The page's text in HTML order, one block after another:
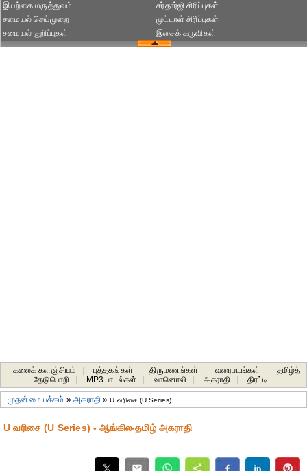
இயற்கை மருத்துவம்
சமையல் செய்முறை
சமையல் குறிப்புகள்
சர்தார்ஜி சிரிப்புகள்
முட்டாள் சிரிப்புகள்
இசைக் கருவிகள்
கலைக் களஞ்சியம் புத்தகங்கள் திருமணங்கள் வரைபடங்கள்
தமிழ்த்
தேடுபொறி
MP3 பாடல்கள் வானொலி அகராதி திரட்டி
முதன்மை பக்கம் »அகராதி»U வரிசை (U Series)
U வரிசை (U Series) - ஆங்கில-தமிழ் அகராதி